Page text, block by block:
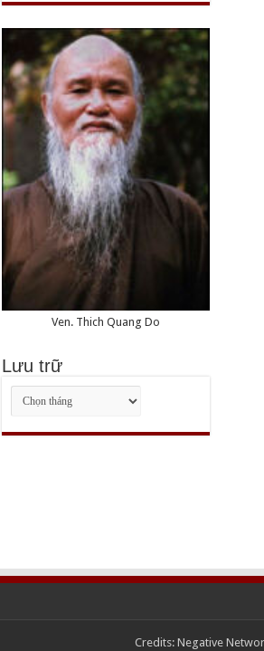
Ven. Thich Quang Do
Lưu trữ
Lưu
trữ
Credits: Negative